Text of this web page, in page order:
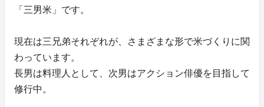
「三男米」です。
現在は三兄弟それぞれが、さまざまな形で米づくりに関
わっています。
長男は料理人として、次男はアクション俳優を目指して
修行中。